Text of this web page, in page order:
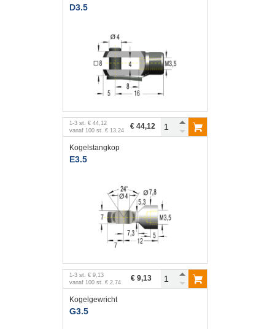
D3.5
1 -3 st. € 44,12
vanaf 100 st. € 13,24 € 44,12
Kogelstangkop
E3.5
1 -3 st. € 9,13
vanaf 100 st. € 2,74 € 9,13
Kogelgewricht
G3.5